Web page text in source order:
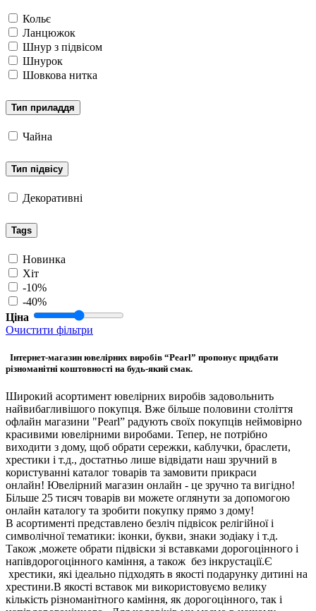
Кольє
Ланцюжок
Шнур з підвісом
Шнурок
Шовкова нитка
Тип приладдя
Чайна
Тип підвісу
Декоративні
Tags
Новинка
Хіт
-10%
-40%
Ціна
Очистити фільтри
Інтернет-магазин ювелірних виробів “Pearl” пропонує придбати
різноманітні коштовності на будь-який смак.
Широкий асортимент ювелірних виробів задовольнить
найвибагливішого покупця. Вже більше половини століття
офлайн магазини "Pearl” радують своїх покупців неймовірно
красивими ювелірними виробами. Тепер, не потрібно
виходити з дому, щоб обрати сережки, каблучки, браслети,
хрестики і т.д., достатньо лише відвідати наш зручний в
користуванні каталог товарів та замовити прикраси
онлайн! Ювелірний магазин онлайн - це зручно та вигідно!
Більше 25 тисяч товарів ви можете оглянути за допомогою
онлайн каталогу та зробити покупку прямо з дому!
В асортименті представлено безліч підвісок релігійної і
символічної тематики: іконки, букви, знаки зодіаку і т.д.
Також ,можете обрати підвіски зі вставками дорогоцінного і
напівдорогоцінного каміння, а також без інкрустації.Є
хрестики, які ідеально підходять в якості подарунку дитині на
хрестини.В якості вставок ми використовуємо велику
кількість різноманітного каміння, як дорогоцінного, так і